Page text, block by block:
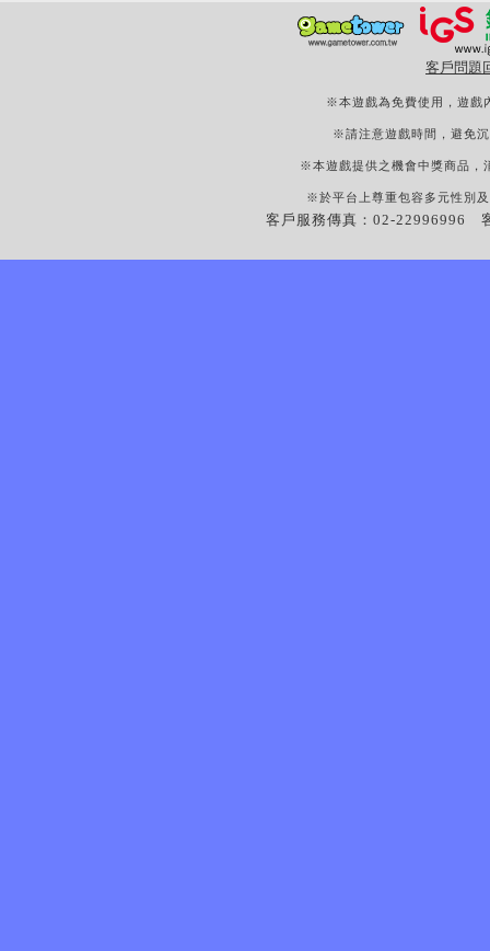
客戶問題
※本遊戲為免費使用，遊戲
※請注意遊戲時間，避免
※本遊戲提供之機會中獎商品，
※於平台上尊重包容多元性別
客戶服務傳真：02-22996996